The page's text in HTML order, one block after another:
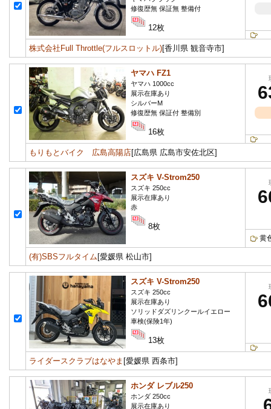
修復歴無 保証無 整備付
12枚
株式会社Full Throttle(フルスロットル)[香川県 観音寺市]
ヤマハ FZ1
ヤマハ 1000cc
展示在庫あり
シルバーM
修復歴無 保証付 整備別
16枚
もりもとバイク 広島高陽店[広島県 広島市安佐北区]
スズキ V-Strom250
スズキ 250cc
展示在庫あり
赤
8枚
黄
(有)SBSフルタイム [愛媛県 松山市]
スズキ V-Strom250
スズキ 250cc
展示在庫あり
ソリッドダズリンクールイエロー
車検(保険1年)
13枚
ライダースクラブはなやま [愛媛県 西条市]
ホンダ レブル250
ホンダ 250cc
展示在庫あり